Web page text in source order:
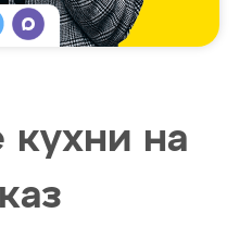
кухни на